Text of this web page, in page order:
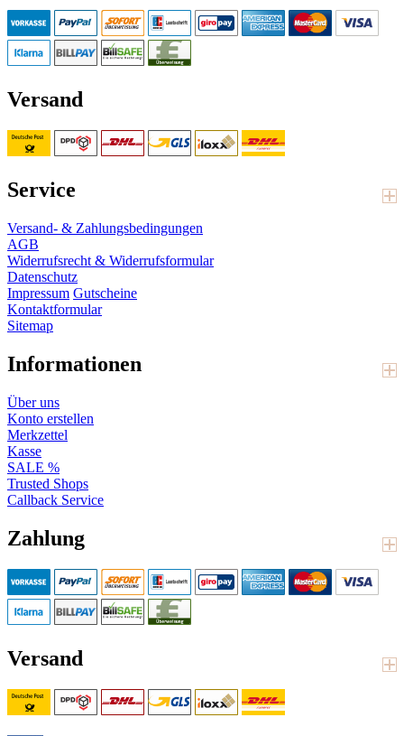
Versand
Service
Versand- & Zahlungsbedingungen
AGB
Widerrufsrecht & Widerrufsformular
Datenschutz
Impressum Gutscheine
Kontaktformular
Sitemap
Informationen
Über uns
Konto erstellen
Merkzettel
Kasse
SALE %
Trusted Shops
Callback Service
Zahlung
Versand